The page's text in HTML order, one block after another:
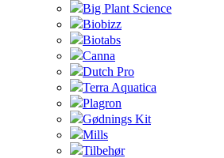
Big Plant Science
Biobizz
Biotabs
Canna
Dutch Pro
Terra Aquatica
Plagron
Gødnings Kit
Mills
Tilbehør